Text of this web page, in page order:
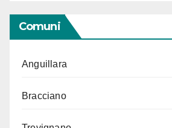
Comuni
Anguillara
Bracciano